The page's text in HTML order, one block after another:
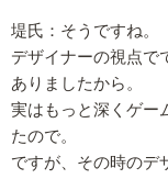
堤氏：そうですね。
デザイナーの視点で
ありましたから。
実はもっと深くゲー
たので。
ですが、その時のデ